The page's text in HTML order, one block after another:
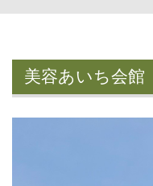
美容あいち会